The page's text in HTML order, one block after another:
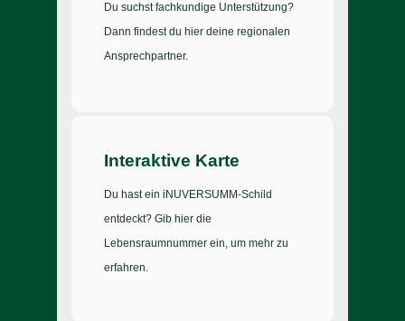
Du suchst fachkundige Unterstützung?
Dann findest du hier deine regionalen
Ansprechpartner.
Interaktive Karte
Du hast ein iNUVERSUMM-Schild
entdeckt? Gib hier die
Lebensraumnummer ein, um mehr zu
erfahren.